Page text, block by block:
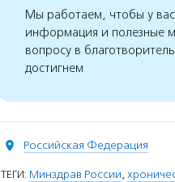
Мы работаем, чтобы у вас
информация и полезные
вопросу в
достигнем
Российская Федерация
ТЕГИ: Минздрав России,